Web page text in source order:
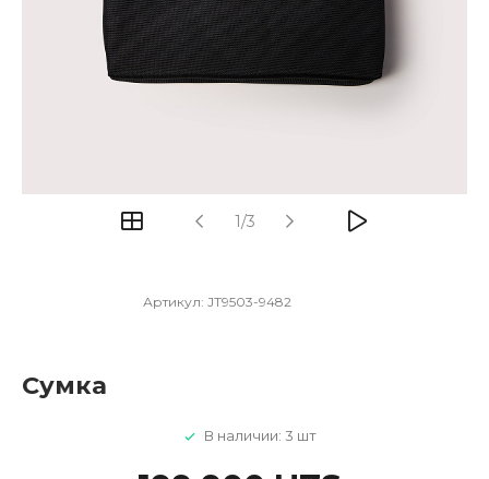
1/3
Артикул: JT9503-9482
Сумка
В наличии: 3 шт